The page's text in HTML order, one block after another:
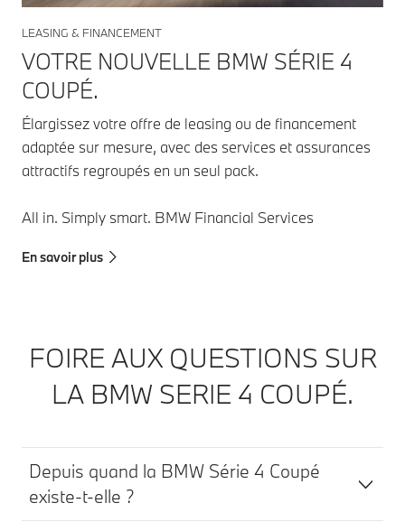
LEASING & FINANCEMENT
VOTRE NOUVELLE BMW SÉRIE 4
COUPÉ.
Élargissez votre offre de leasing ou de financement
adaptée sur mesure, avec des services et assurances
attractifs regroupés en un seul pack.
All in. Simply smart. BMW Financial Services
En savoir plus
FOIRE AUX QUESTIONS SUR
LA BMW SERIE 4 COUPÉ.
Depuis quand la BMW Série 4 Coupé
existe-t-elle ?